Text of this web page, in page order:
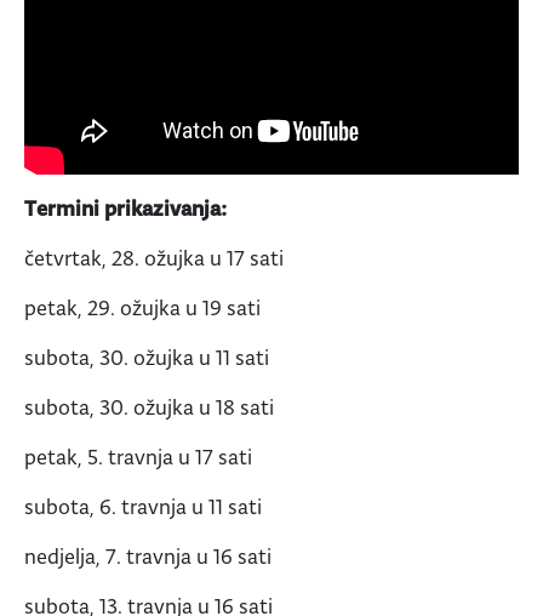
Termini prikazivanja:
četvrtak, 28. ožujka u 17 sati
petak, 29. ožujka u 19 sati
subota, 30. ožujka u 11 sati
subota, 30. ožujka u 18 sati
petak, 5. travnja u 17 sati
subota, 6. travnja u 11 sati
nedjelja, 7. travnja u 16 sati
subota, 13. travnja u 16 sati